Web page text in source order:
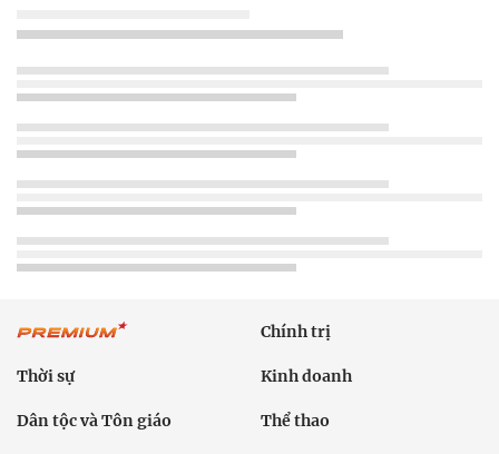
Chính trị
Thời sự Kinh doanh
Dân tộc và Tôn giáo Thể thao